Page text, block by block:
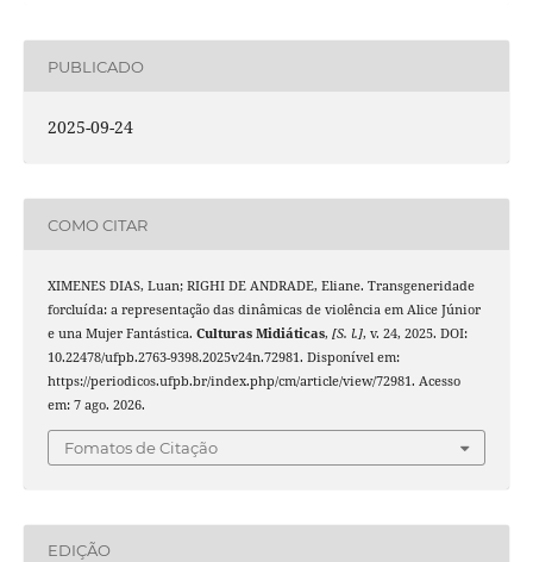
PUBLICADO
2025-09-24
COMO CITAR
XIMENES DIAS, Luan; RIGHI DE ANDRADE, Eliane. Transgeneridade
forcluída: a representação das dinâmicas de violência em Alice Júnior
e una Mujer Fantástica. Culturas Midiáticas, [S. l.], v. 24, 2025. DOI:
10.22478/ufpb.2763-9398.2025v24n.72981. Disponível em:
https://periodicos.ufpb.br/index.php/cm/article/view/72981. Acesso
em: 7 ago. 2026.
Fomatos de Citação
EDIÇÃO